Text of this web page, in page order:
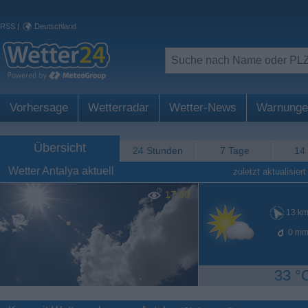
RSS | Deutschland
Vorhersage Wetterradar Wetter-News
Übersicht 24 Stunden 7 Tage 14
Wetter Antalya aktuell zuletzt aktualisiert
17:00
13
0
33